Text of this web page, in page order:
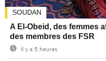
SOUDAN
A El-Obeid, des femmes
des membres des FSR
Il y a 5 heures